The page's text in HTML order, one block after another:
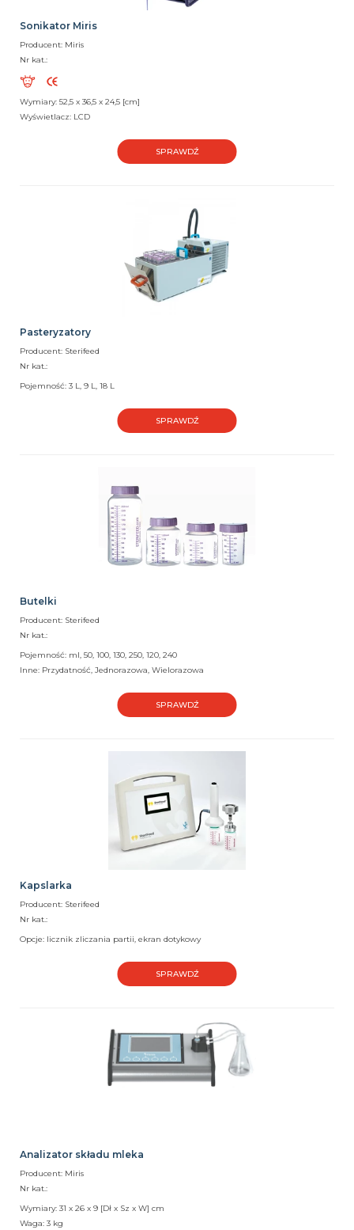
Sonikator Miris
Producent: Miris
Nr kat.:
Wymiary: 52,5 x 36,5 x 24,5 [cm]
Wyświetlacz: LCD
SPRAWDŹ
Pasteryzatory
Producent: Sterifeed
Nr kat.:
Pojemność: 3 L, 9 L, 18 L
SPRAWDŹ
Butelki
Producent: Sterifeed
Nr kat.:
Pojemność: ml, 50, 100, 130, 250, 120, 240
Inne: Przydatność, Jednorazowa, Wielorazowa
SPRAWDŹ
Kapslarka
Producent: Sterifeed
Nr kat.:
Opcje: licznik zliczania partii, ekran dotykowy
SPRAWDŹ
Analizator składu mleka
Producent: Miris
Nr kat.:
Wymiary: 31 x 26 x 9 [Dł x Sz x W] cm
Waga: 3 kg